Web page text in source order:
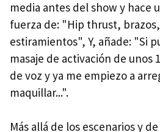
media antes del show y hace
fuerza de: "Hip thrust,
estiramientos", Y, añade: "Si
masaje de activación de unos
de voz y ya me empiezo a
maquillar...".
Más allá de los escenarios y